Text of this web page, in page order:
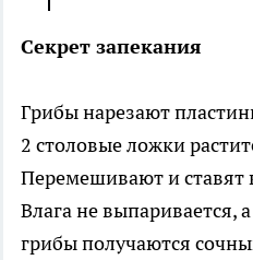
Секрет запекания
Грибы нарезают
2 столовые ложки
Перемешивают и ставят
Влага не выпаривается,
грибы получаются